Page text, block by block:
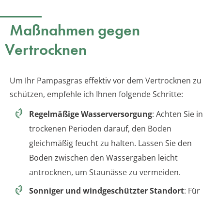
Maßnahmen gegen
Vertrocknen
Um Ihr Pampasgras effektiv vor dem Vertrocknen zu
schützen, empfehle ich Ihnen folgende Schritte:
Regelmäßige Wasserversorgung: Achten Sie in
trockenen Perioden darauf, den Boden
gleichmäßig feucht zu halten. Lassen Sie den
Boden zwischen den Wassergaben leicht
antrocknen, um Staunässe zu vermeiden.
Sonniger und windgeschützter Standort: Für